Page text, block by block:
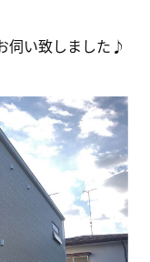
伺い致しました♪